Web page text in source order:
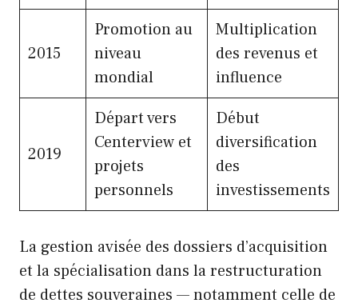
2015
Promotion au
niveau
mondial
Multiplication
des revenus et
influence
2019
Départ vers
Centerview et
projets
personnels
Début
diversification
des
investissements
La gestion avisée des dossiers d’acquisition
et la spécialisation dans la restructuration
de dettes souveraines — notamment celle de